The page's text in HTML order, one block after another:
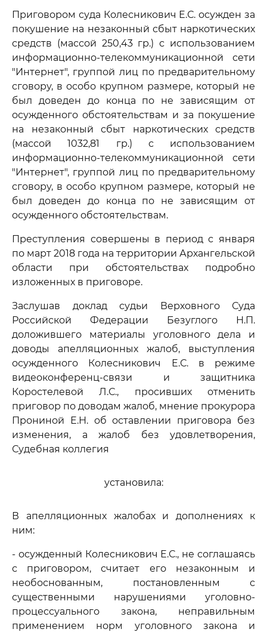
Приговором суда Колесникович Е.С. осужден за
покушение на незаконный сбыт наркотических
средств (массой 250,43 гр.) с использованием
информационно-телекоммуникационной сети
"Интернет", группой лиц по предварительному
сговору, в особо крупном размере, который не
был доведен до конца по не зависящим от
осужденного обстоятельствам и за покушение
на незаконный сбыт наркотических средств
(массой 1032,81 гр.) с использованием
информационно-телекоммуникационной сети
"Интернет", группой лиц по предварительному
сговору, в особо крупном размере, который не
был доведен до конца по не зависящим от
осужденного обстоятельствам.
Преступления совершены в период с января
по март 2018 года на территории Архангельской
области при обстоятельствах подробно
изложенных в приговоре.
Заслушав доклад судьи Верховного Суда
Российской Федерации Безуглого Н.П.
доложившего материалы уголовного дела и
доводы апелляционных жалоб, выступления
осужденного Колесникович Е.С. в режиме
видеоконференц-связи и защитника
Коростелевой Л.С., просивших отменить
приговор по доводам жалоб, мнение прокурора
Прониной Е.Н. об оставлении приговора без
изменения, а жалоб без удовлетворения,
Судебная коллегия
установила:
В апелляционных жалобах и дополнениях к
ним:
- осужденный Колесникович Е.С., не соглашаясь
с приговором, считает его незаконным и
необоснованным, постановленным с
существенными нарушениями уголовно-
процессуального закона, неправильным
применением норм уголовного закона и